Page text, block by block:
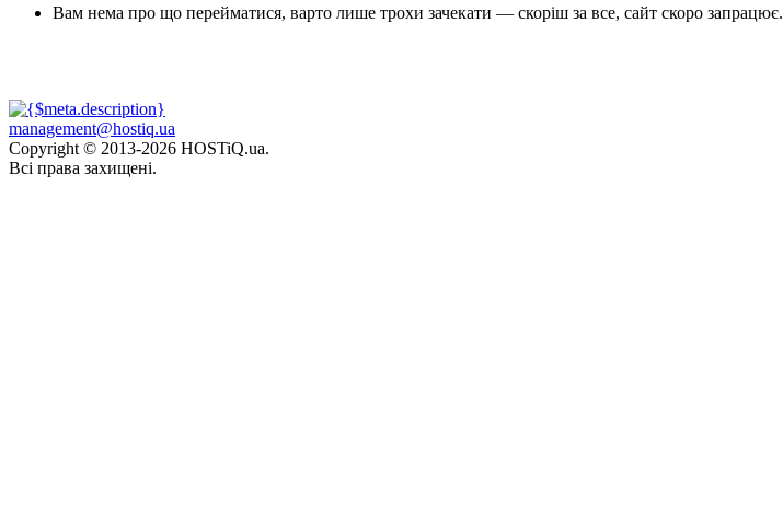
Вам нема про що перейматися, варто лише трохи зачекати — скоріш за все, сайт скоро запрацює.
management@hostiq.ua
Copyright © 2013-2026 HOSTiQ.ua.
Всі права захищені.